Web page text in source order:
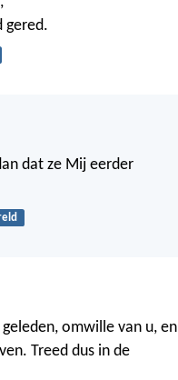
gered.
dat ze Mij eerder
omwille van u, en
Treed dus in de